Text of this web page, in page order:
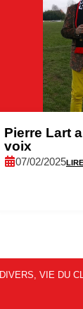
Pierre Lart
voix
07/02/2025
DIVERS VIE DU